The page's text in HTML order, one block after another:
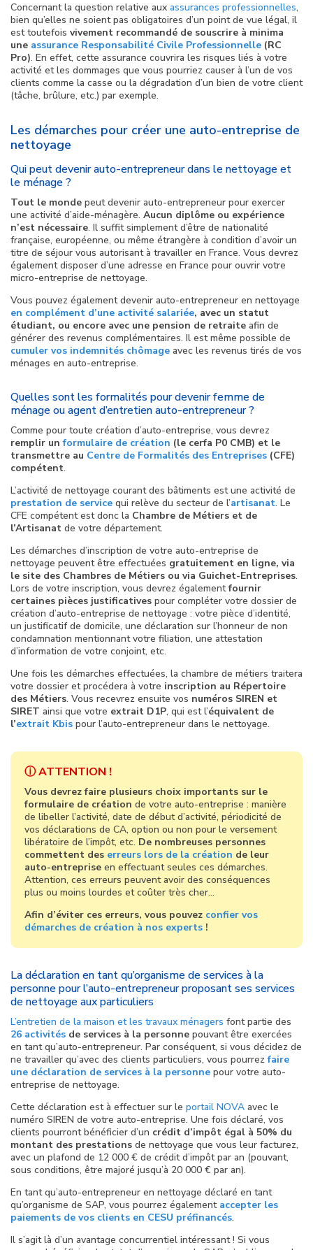
Concernant la question relative aux assurances professionnelles,
bien qu’elles ne soient pas obligatoires d’un point de vue légal, il
est toutefois vivement recommandé de souscrire à minima
une assurance Responsabilité Civile Professionnelle (RC
Pro). En effet, cette assurance couvrira les risques liés à votre
activité et les dommages que vous pourriez causer à l’un de vos
clients comme la casse ou la dégradation d’un bien de votre client
(tâche, brûlure, etc.) par exemple.
Les démarches pour créer une auto-entreprise de
nettoyage
Qui peut devenir auto-entrepreneur dans le nettoyage et
le ménage ?
Tout le monde peut devenir auto-entrepreneur pour exercer
une activité d’aide-ménagère. Aucun diplôme ou expérience
n’est nécessaire. Il suffit simplement d’être de nationalité
française, européenne, ou même étrangère à condition d’avoir un
titre de séjour vous autorisant à travailler en France. Vous devrez
également disposer d’une adresse en France pour ouvrir votre
micro-entreprise de nettoyage.
Vous pouvez également devenir auto-entrepreneur en nettoyage
en complément d’une activité salariée, avec un statut
étudiant, ou encore avec une pension de retraite afin de
générer des revenus complémentaires. Il est même possible de
cumuler vos indemnités chômage avec les revenus tirés de vos
ménages en auto-entreprise.
Quelles sont les formalités pour devenir femme de
ménage ou agent d’entretien auto-entrepreneur ?
Comme pour toute création d’auto-entreprise, vous devrez
remplir unformulaire de création (le cerfa P0 CMB) et le
transmettre au Centre de Formalités des Entreprises (CFE)
compétent.
L’activité de nettoyage courant des bâtiments est une activité de
prestation de service qui relève du secteur de l’artisanat. Le
CFE compétent est donc la Chambre de Métiers et de
l’Artisanat de votre département.
Les démarches d’inscription de votre auto-entreprise de
nettoyage peuvent être effectuées gratuitement en ligne, via
le site des Chambres de Métiers ou via Guichet-Entreprises.
Lors de votre inscription, vous devrez égalementfournir
certaines pièces justificatives pour compléter votre dossier de
création d’auto-entreprise de nettoyage : votre pièce d’identité,
un justificatif de domicile, une déclaration sur l’honneur de non
condamnation mentionnant votre filiation, une attestation
d’information de votre conjoint, etc.
Une fois les démarches effectuées, la chambre de métiers traitera
votre dossier et procédera à votre inscription au Répertoire
des Métiers. Vous recevrez ensuite vos numéros SIREN et
SIRET ainsi que votre extrait D1P, qui est l’équivalent de
l’extrait Kbis pour l’auto-entrepreneur dans le nettoyage.
ⓘ ATTENTION !
Vous devrez faire plusieurs choix importants sur le
formulaire de création de votre auto-entreprise : manière
de libeller l’activité, date de début d’activité, périodicité de
vos déclarations de CA, option ou non pour le versement
libératoire de l’impôt, etc. De nombreuses personnes
commettent des erreurs lors de la création de leur
auto-entreprise en effectuant seules ces démarches.
Attention, ces erreurs peuvent avoir des conséquences
plus ou moins lourdes et coûter très cher…
Afin d’éviter ces erreurs, vous pouvez confier vos
démarches de création à nos experts !
La déclaration en tant qu’organisme de services à la
personne pour l’auto-entrepreneur proposant ses services
de nettoyage aux particuliers
L’entretien de la maison et les travaux ménagers font partie des
26 activités de services à la personne pouvant être exercées
en tant qu’auto-entrepreneur. Par conséquent, si vous décidez de
ne travailler qu’avec des clients particuliers, vous pourrezfaire
une déclaration de services à la personne pour votre auto-
entreprise de nettoyage.
Cette déclaration est à effectuer sur le portail NOVA avec le
numéro SIREN de votre auto-entreprise. Une fois déclaré, vos
clients pourront bénéficier d’un crédit d’impôt égal à 50% du
montant des prestations de nettoyage que vous leur facturez,
avec un plafond de 12 000 € de crédit d’impôt par an (pouvant,
sous conditions, être majoré jusqu’à 20 000 € par an).
En tant qu’auto-entrepreneur en nettoyage déclaré en tant
qu’organisme de SAP, vous pourrez également accepter les
paiements de vos clients en CESU préfinancés.
Il s’agit là d’un avantage concurrentiel intéressant ! Si vous